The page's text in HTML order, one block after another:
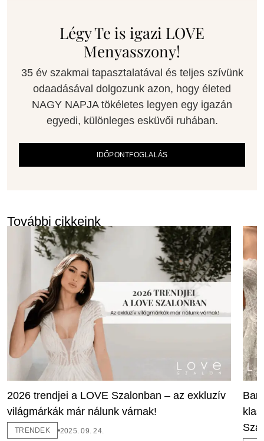
Légy Te is igazi LOVE
Menyasszony!
35 év szakmai tapasztalatával és teljes szívünk
odaadásával dolgozunk azon, hogy életed
NAGY NAPJA tökéletes legyen egy igazán
egyedi, különleges esküvői ruhában.
IDŐPONTFOGLALÁS
További cikkeink
2026 trendjei a LOVE Szalonban – az exkluzív
világmárkák már nálunk várnak!
TRENDEK 2025. 09. 24.